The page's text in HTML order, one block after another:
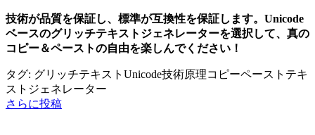
技術が品質を保証し、標準が互換性を保証します。Unicode
ベースのグリッチテキストジェネレーターを選択して、真の
コピー＆ペーストの自由を楽しんでください！
タグ: グリッチテキスト Unicode技術原理コピーペースト テキ
ストジェネレーター
さらに投稿